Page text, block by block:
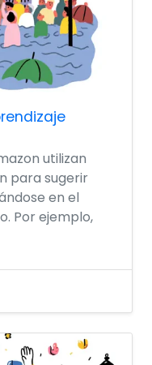
utilizan
para sugerir
en el
Por ejemplo,